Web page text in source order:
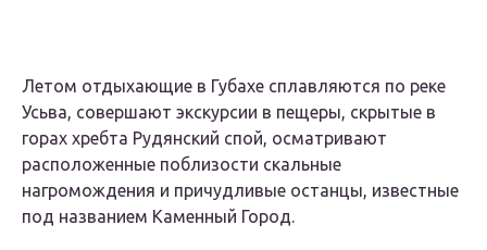
Летом отдыхающие в Губахе сплавляются по реке
Усьва, совершают экскурсии в пещеры, скрытые в
горах хребта Рудянский спой, осматривают
расположенные поблизости скальные
нагромождения и причудливые останцы, известные
под названием Каменный Город.